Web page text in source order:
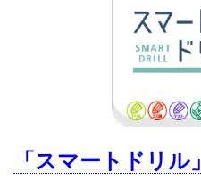
「スマートドリル」